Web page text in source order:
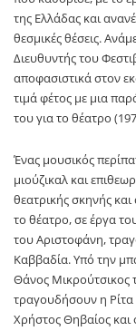
της Ελλάδας και
θεσμικές θέσεις.
Διευθυντής του
αποφασιστικά στον
τιμά φέτος με μια
του για το θέατρο
Ένας μουσικός
μιούζικαλ και
θεατρικής σκηνής
το θέατρο, σε έργα
του Αριστοφάνη,
Καββαδία. Υπό την
Θάνος Μικρούτσικος
τραγουδήσουν η
Χρήστος Θηβαίος και